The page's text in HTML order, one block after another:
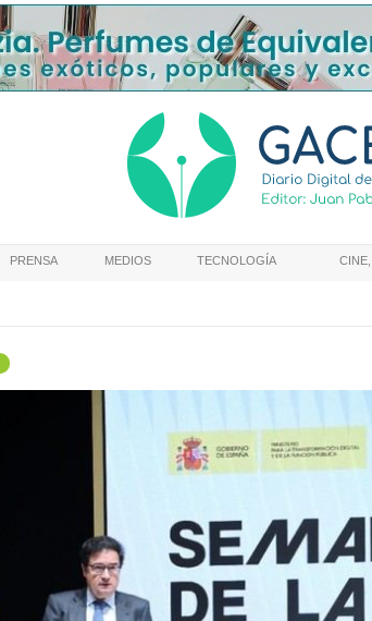
PRENSA MEDIOS TECNOLOGÍA